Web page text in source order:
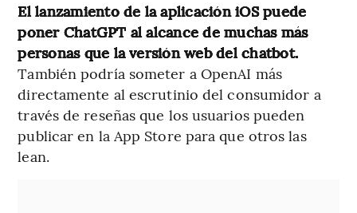
El lanzamiento de la aplicación iOS puede
poner ChatGPT al alcance de muchas más
personas que la versión web del chatbot.
También podría someter a OpenAI más
directamente al escrutinio del consumidor a
través de reseñas que los usuarios pueden
publicar en la App Store para que otros las
lean.